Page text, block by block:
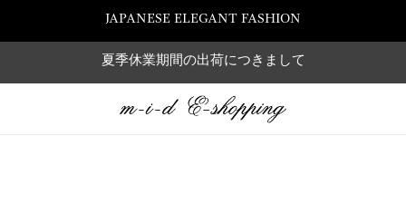
JAPANESE ELEGANT FASHION
夏季休業期間の出荷につきまして